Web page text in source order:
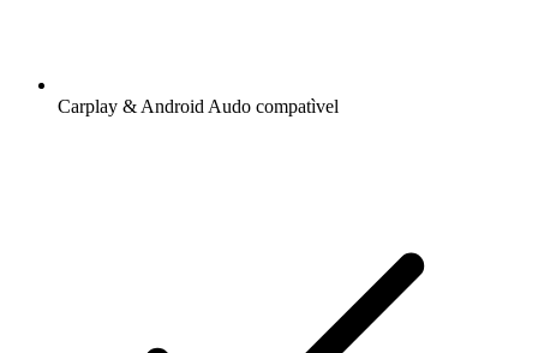
Carplay & Android Audo compatìvel